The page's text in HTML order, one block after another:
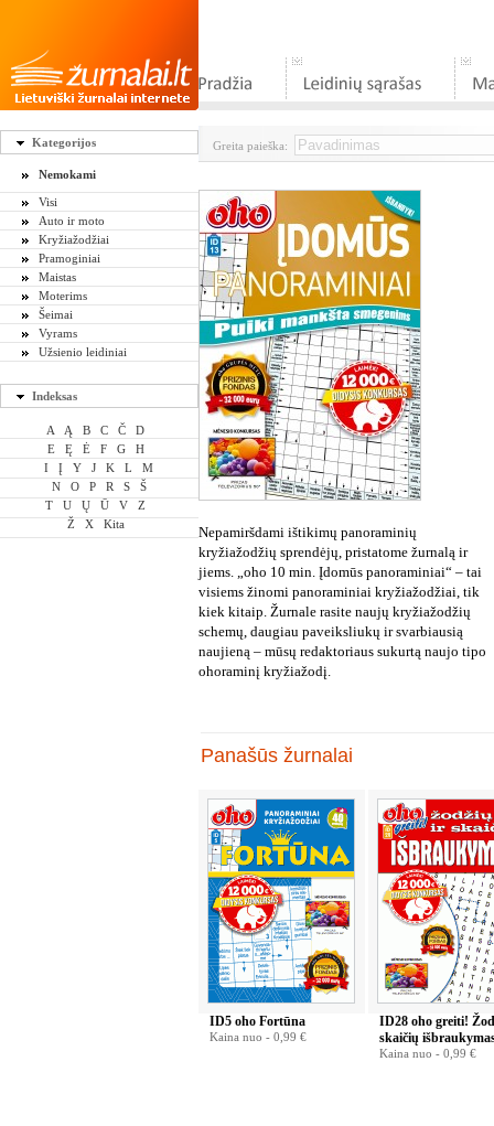
Kategorijos
Nemokami
Visi
Auto ir moto
Kryžiažodžiai
Pramoginiai
Maistas
Moterims
Šeimai
Vyrams
Užsienio leidiniai
Indeksas
A Ą B C Č
D
E
Ę Ė F G
H
I
Į Y J K L
M
N
O P R S
Š
T
U Ų Ū V
Z
Ž
X Kita
Greita paieška:
Nepamiršdami ištikimų panoraminių
kryžiažodžių sprendėjų, pristatome žurnalą ir
jiems. „oho 10 min. Įdomūs panoraminiai“ – tai
visiems žinomi panoraminiai kryžiažodžiai, tik
kiek kitaip. Žurnale rasite naujų kryžiažodžių
schemų, daugiau paveiksliukų ir svarbiausią
naujieną – mūsų redaktoriaus sukurtą naujo tipo
ohoraminį kryžiažodį.
Panašūs žurnalai
ID5 oho Fortūna
Kaina nuo - 0,99 €
ID28 oho greiti!
skaičių
Kaina nuo - 0,99 €